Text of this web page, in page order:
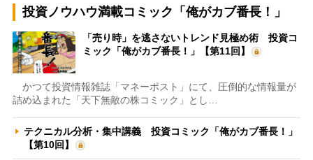
投資ノウハウ満載コミック「俺がカブ番長！」
「売り時」を逃さないトレンド見極め術 投資コ
ミック「俺がカブ番長！」【第11回】
かつて投資情報雑誌「マネーポスト」にて、圧倒的な情報量が
詰め込まれた「天下無敵の株コミック」とし…
テクニカル分析・集中講義 投資コミック「俺がカブ番長！」
【第10回】